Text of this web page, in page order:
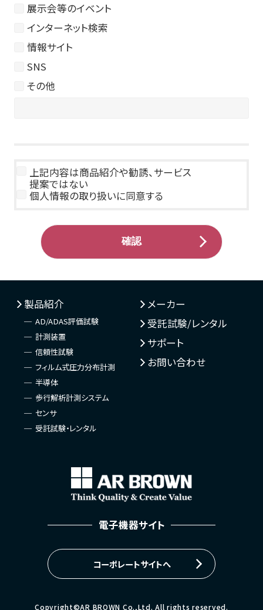
展示会等のイベント
インターネット検索
情報サイト
SNS
その他
上記内容は商品紹介や勧誘、サービス
提案ではない
個人情報の取り扱いに同意する
電子機器サイト
コーポレートサイトへ
製品紹介
AD/ADAS評価試験
計測装置
信頼性試験
フィルム式圧力分布計測
半導体
歩行解析計測システム
センサ
受託試験・レンタル
メーカー
受託試験/レンタル
サポート
お問い合わせ
Copyright©AR BROWN Co.,Ltd. All rights reserved.